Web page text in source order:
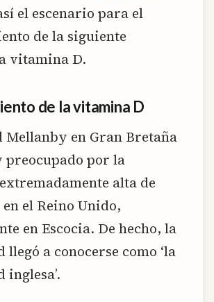
el escenario para el
de la siguiente
vitamina D.
de la vitamina D
en Gran Bretaña
preocupado por la
alta de
el Reino Unido,
en Escocia. De hecho, la
llegó a conocerse como ‘la
inglesa’.